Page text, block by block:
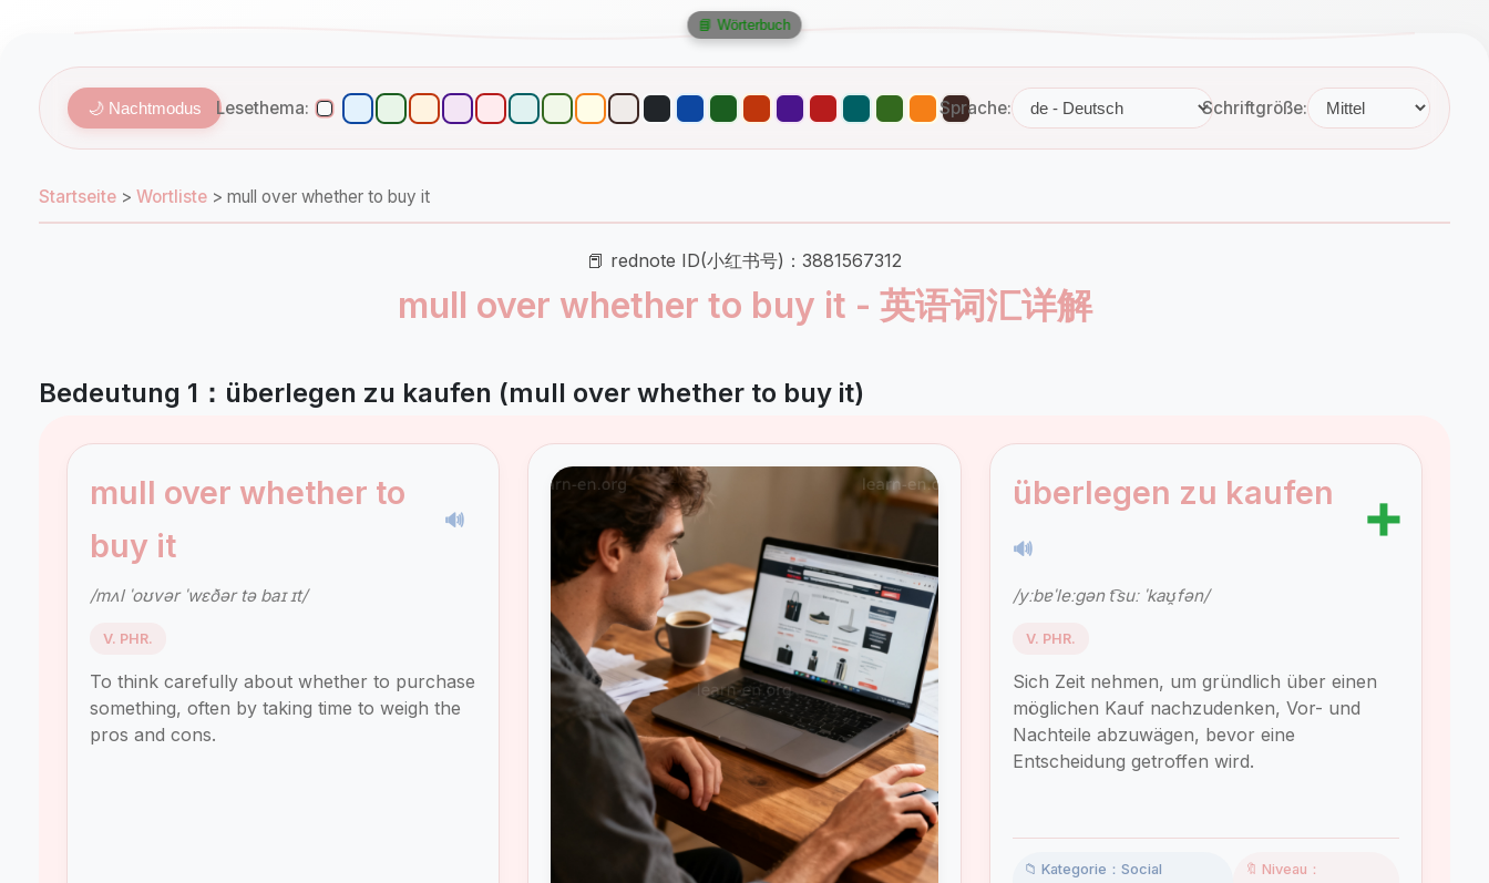
🌙 Nachtmodus Lesethema: Sprache: Schriftgröße:
Startseite > Wortliste > mull over whether to buy it
📕 rednote ID(小红书号)：3881567312
mull over whether to buy it - 英语词汇详解
Bedeutung 1：überlegen zu kaufen (mull over whether to buy it)
mull over whether to
buy it
🔊
/mʌl ˈoʊvər ˈwɛðər tə baɪ ɪt/
V. PHR.
To think carefully about whether to purchase
something, often by taking time to weigh the
pros and cons.
überlegen zu kaufen
🔊
➕
/yːbɐˈleːɡən t͡suː ˈkaʊ̯fən/
V. PHR.
Sich Zeit nehmen, um gründlich über einen
möglichen Kauf nachzudenken, Vor- und
Nachteile abzuwägen, bevor eine
Entscheidung getroffen wird.
📁 Kategorie：Social
🔖 Niveau：
📘 Wörterbuch